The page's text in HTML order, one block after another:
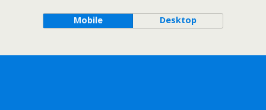
Mobile Desktop